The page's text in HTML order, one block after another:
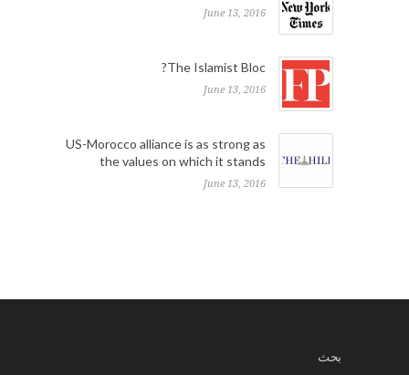
June 13, 2016
The Islamist Bloc?
June 13, 2016
US-Morocco alliance is as strong as
the values on which it stands
June 13, 2016
بحث